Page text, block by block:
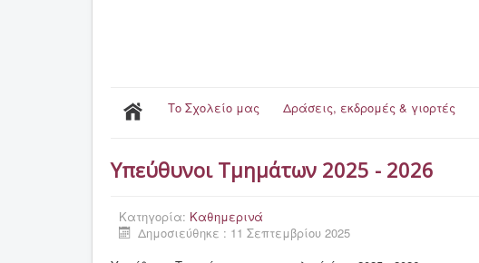
Το Σχολείο μας Δράσεις, εκδρομές & γιορτές
Υπεύθυνοι Τμημάτων 2025 - 2026
Κατηγορία: Καθημερινά
Δημοσιεύθηκε : 11 Σεπτεμβρίου 2025